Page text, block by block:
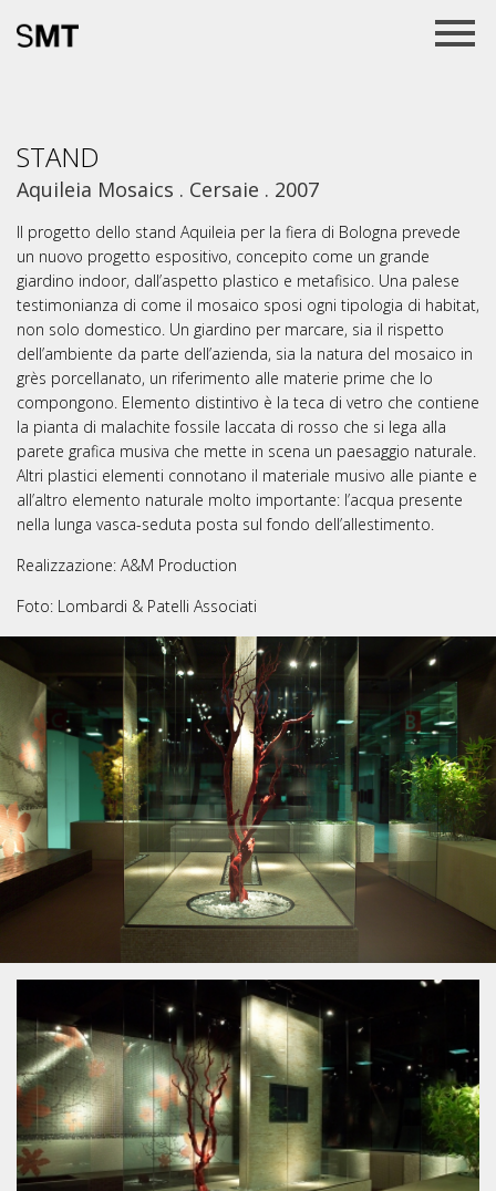
STAND
Aquileia Mosaics . Cersaie . 2007
Il progetto dello stand Aquileia per la fiera di Bologna prevede
un nuovo progetto espositivo, concepito come un grande
giardino indoor, dall’aspetto plastico e metafisico. Una palese
testimonianza di come il mosaico sposi ogni tipologia di habitat,
non solo domestico. Un giardino per marcare, sia il rispetto
dell’ambiente da parte dell’azienda, sia la natura del mosaico in
grès porcellanato, un riferimento alle materie prime che lo
compongono. Elemento distintivo è la teca di vetro che contiene
la pianta di malachite fossile laccata di rosso che si lega alla
parete grafica musiva che mette in scena un paesaggio naturale.
Altri plastici elementi connotano il materiale musivo alle piante e
all’altro elemento naturale molto importante: l’acqua presente
nella lunga vasca-seduta posta sul fondo dell’allestimento.
Realizzazione: A&M Production
Foto: Lombardi & Patelli Associati